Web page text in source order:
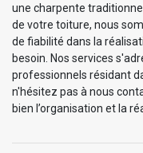
une charpente
de votre toiture, nous
de fiabilité dans la
besoin. Nos services
professionnels résidant
n'hésitez pas à nous
bien l’organisation et la